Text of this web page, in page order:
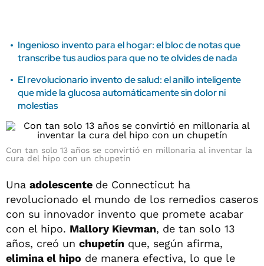
Ingenioso invento para el hogar: el bloc de notas que
transcribe tus audios para que no te olvides de nada
El revolucionario invento de salud: el anillo inteligente
que mide la glucosa automáticamente sin dolor ni
molestias
Con tan solo 13 años se convirtió en millonaria al inventar la
cura del hipo con un chupetín
Una adolescente de Connecticut ha
revolucionado el mundo de los remedios caseros
con su innovador invento que promete acabar
con el hipo. Mallory Kievman, de tan solo 13
años, creó un chupetín que, según afirma,
elimina el hipo de manera efectiva, lo que le